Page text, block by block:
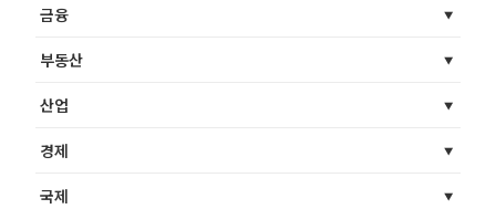
금융
부동산
산업
경제
국제